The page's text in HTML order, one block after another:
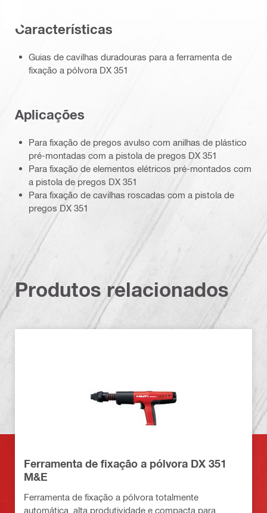
Características
Guias de cavilhas duradouras para a ferramenta de
fixação a pólvora DX 351
Aplicações
Para fixação de pregos avulso com anilhas de plástico
pré-montadas com a pistola de pregos DX 351
Para fixação de elementos elétricos pré-montados com
a pistola de pregos DX 351
Para fixação de cavilhas roscadas com a pistola de
pregos DX 351
Produtos relacionados
Ferramenta de fixação a pólvora DX 351
M&E
Ferramenta de fixação a pólvora totalmente
automática, alta produtividade e compacta para